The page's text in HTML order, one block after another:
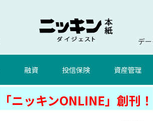
デ
融資 投信保険 資産管理
「ニッキンONLINE」創刊！